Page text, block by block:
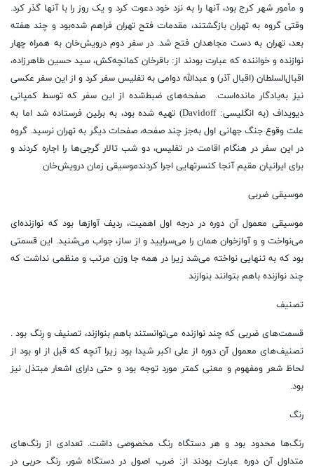
و مأمور شهر کرج بود، آنها را به نزد خود دعوت کرد و یک روز را با آنها گذر کرد.
وقتی گروه به تهران بازگشتند، مقدمات فتح تهران فراهم شده‌بود و چند هفته
بعد، تهران به دست مجاهدان فتح شد. در سفر دوم درویش‌خان به همراه چهار
نوازنده و خواننده که عبارت بودند از: باقرخان کمانچه‌کش، سید حسین طاهرزاده،
اقبال‌السلطان (اقبال آذر) و عبدالله دوامی به تفلیس سفر کرد و از این سفر عکسی
نیز به‌یادگار مانده‌است. صفحه‌های ضبط‌شده از این سفر که توسط کمپانی
دیویداف (به انگلیسی: Davidoff) تهیه شده بود، به برلین فرستاده شد اما به
علت وقوع جنگ جهانی اول به‌جز چند صفحه، صفحات دیگر به تهران نرسید. گروه
در این سفر در هنگام اقامت در تفلیس، دو شب تالار گرجی‌ها را اجاره کردند و
برای ایرانیان مقیم آنجا کنسرتهایی اجرا کردندموسیقی زمان درویش‌خان
موسیقی ضربی
موسیقی معمول آن دوره در درجه اول اهمیت، ردیف آوازها بود که نوازنده‌ای
می‌نواخت و و آوازخوان همان را می‌سرایید و از ساز، جواب می‌شنید. این قسمتی
بود که به تنهایی نواخته می‌شد زیرا در همه جا وزن مرتب و منظمی نداشت که
چند نوازنده باهم بتوانند بنوازند
تصنیف
قسمت‌های ضربی که چند نوازنده می‌توانستند باهم بنوازند، تصنیف و رِنگ بود .
تصنیف‌های معمول آن دوره از علی اکبر شیدا بود زیرا آنچه که قبل از او بود از
لحاظ شعر ومفهوم و معنی کمتر مورد توجه بود و حتی دارای اشعار مبتذل نیز
بود.
رنگ
رنگ‌ها محدود بود و هر دستگاه رنگ مخصوصی داشت. تعدادی از رنگ‌های
متداول آن دوره عبارت بودند از: ضرب اصول در دستگاه شور، رنگ حربی در